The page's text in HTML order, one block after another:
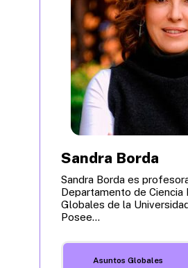
Sandra Borda
Sandra Borda es
Departamento de Ciencia
Globales de la
Posee...
Asuntos Globales